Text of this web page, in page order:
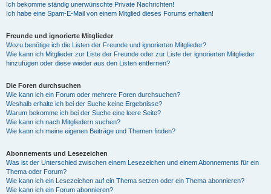
Ich bekomme ständig unerwünschte Private Nachrichten!
Ich habe eine Spam-E-Mail von einem Mitglied dieses Forums erhalten!
Freunde und ignorierte Mitglieder
Wozu benötige ich die Listen der Freunde und ignorierten Mitglieder?
Wie kann ich Mitglieder zur Liste der Freunde oder zur Liste der ignorierten Mitglieder
hinzufügen oder diese wieder aus den Listen entfernen?
Die Foren durchsuchen
Wie kann ich ein Forum oder mehrere Foren durchsuchen?
Weshalb erhalte ich bei der Suche keine Ergebnisse?
Warum bekomme ich bei der Suche eine leere Seite?
Wie kann ich nach Mitgliedern suchen?
Wie kann ich meine eigenen Beiträge und Themen finden?
Abonnements und Lesezeichen
Was ist der Unterschied zwischen einem Lesezeichen und einem Abonnements für ein
Thema oder Forum?
Wie kann ich ein Lesezeichen auf ein Thema setzen oder ein Thema abonnieren?
Wie kann ich ein Forum abonnieren?